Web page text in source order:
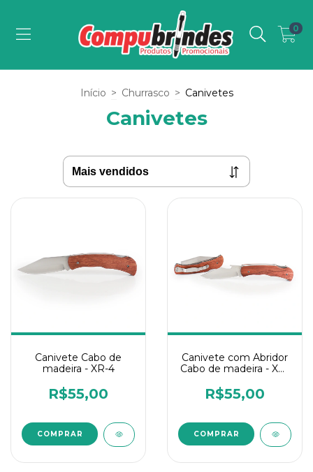
0
Início > Churrasco > Canivetes
Canivetes
Canivete Cabo de
madeira - XR-4
R$55,00
Canivete com Abridor
Cabo de madeira - XR-
R$55,00